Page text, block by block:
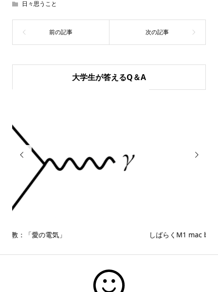
日々思うこと
大学生が答えるQ＆A

しばらくM1 mac book proを使ってみて思ったこと
